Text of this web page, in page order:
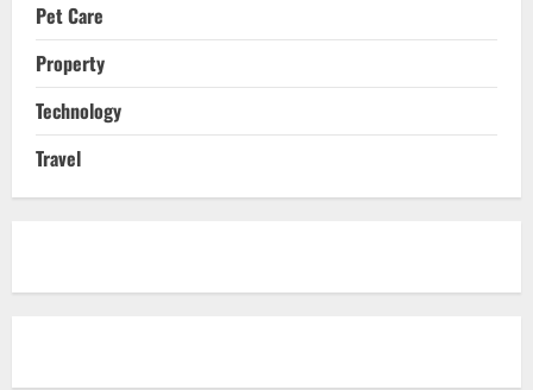
Pet Care
Property
Technology
Travel